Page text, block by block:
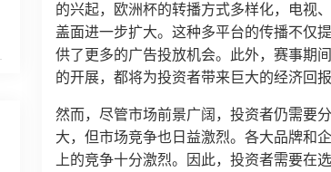
的兴起，欧洲杯的转播方式多样化，电视
盖面进一步扩大。这种多平台的传播不仅
供了更多的广告投放机会。此外，赛事期
的开展，都将为投资者带来巨大的经济回报
然而，尽管市场前景广阔，投资者仍需要
大，但市场竞争也日益激烈。各大品牌和
上的竞争十分激烈。因此，投资者需要在